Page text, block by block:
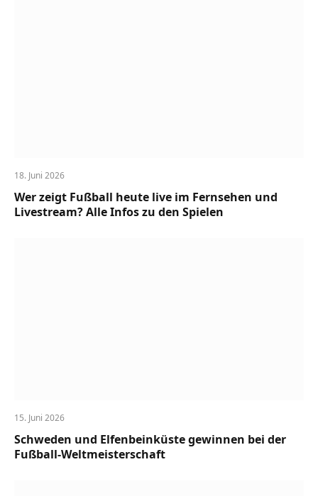
18. Juni 2026
Wer zeigt Fußball heute live im Fernsehen und
Livestream? Alle Infos zu den Spielen
15. Juni 2026
Schweden und Elfenbeinküste gewinnen bei der
Fußball-Weltmeisterschaft